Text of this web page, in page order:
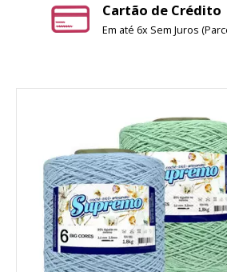
Cartão de Crédito
Em até 6x Sem Juros